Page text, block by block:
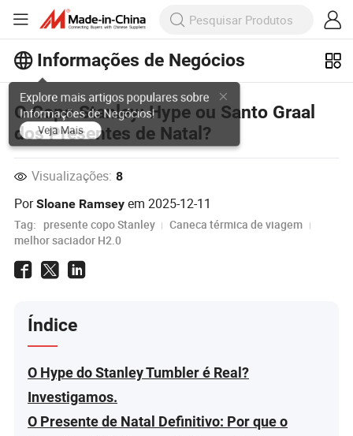
Informações de Negócios
Explore mais artigos populares sobre
Informações de Negócios!
Veja Mais
O Copo Stanley: Hype ou Santo Graal
dos Presentes de Natal?
Visualizações: 8
PorSloane Ramsey em2025-12-11
Tag: presente copo Stanley
Caneca térmica de viagem
melhor saciador H2.0
Índice
O Hype do Stanley Tumbler é Real?
Investigamos.
O Presente de Natal Definitivo: Por que o